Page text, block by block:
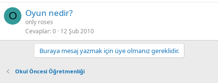
O Oyun nedir?
only roses
Cevaplar 0 12 Şub 2010
Buraya mesaj yazmak için üye olmanız gereklidir.
Okul Öncesi Öğretmenliği